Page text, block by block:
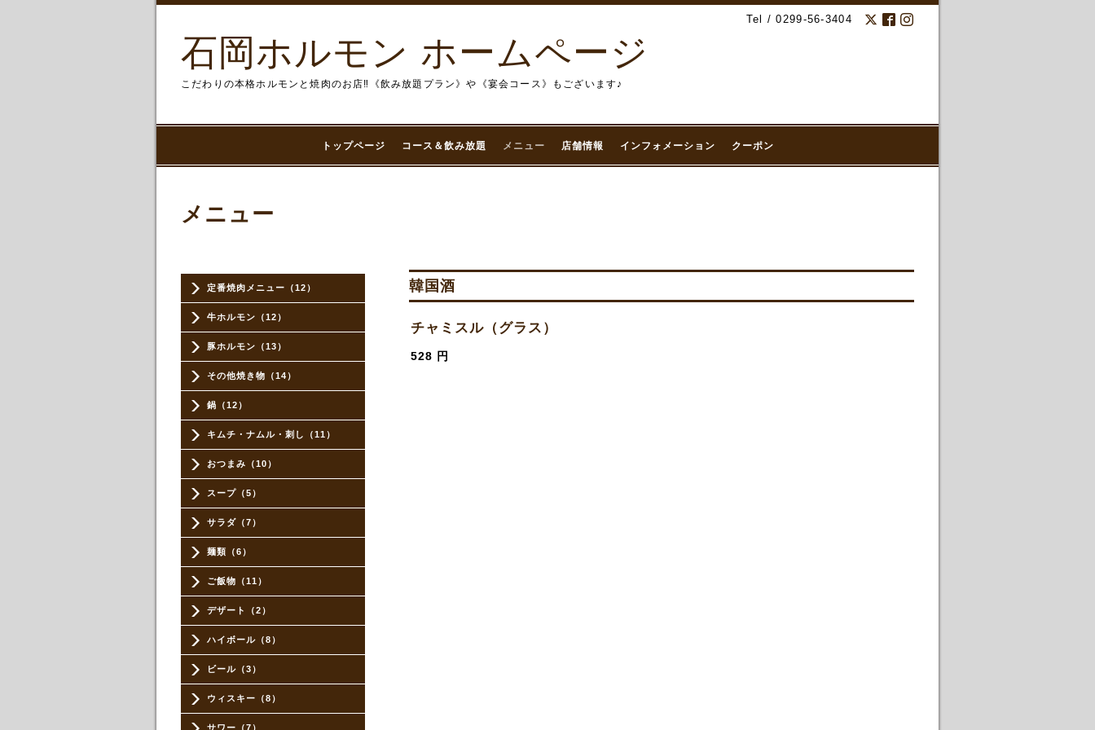
Tel / 0299-56-3404
石岡ホルモン ホームページ
こだわりの本格ホルモンと焼肉のお店‼︎《飲み放題プラン》や《宴会コース》もございます♪
トップページ コース＆飲み放題 メニュー 店舗情報 インフォメーション クーポン
定番焼肉メニュー（12）
牛ホルモン（12）
豚ホルモン（13）
その他焼き物（14）
鍋（12）
キムチ・ナムル・刺し（11）
おつまみ（10）
スープ（5）
サラダ（7）
麺類（6）
ご飯物（11）
デザート（2）
ハイボール（8）
ビール（3）
ウィスキー（8）
サワー（7）
メニュー
韓国酒
チャミスル（グラス）
528 円